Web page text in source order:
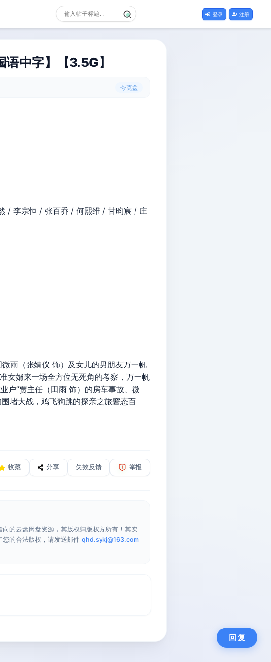
登录 注册
中字】【3.5G】
夸克盘
/ 李宗恒 / 张百乔 / 何熙维 / 甘昀宸 / 庄
雨（张婧仪 饰）及女儿的男朋友万一帆
女婿来一场全方位无死角的考察，万一帆
户”贾主任（田雨 饰）的房车事故、微
堵大战，鸡飞狗跳的探亲之旅窘态百
收藏 分享 失效反馈 举报
的云盘网盘资源，其版权归版权方所有！其实
您的合法版权，请发送邮件 qhd.sykj@163.com
回 复